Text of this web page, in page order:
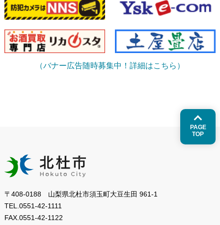
（バナー広告随時募集中！詳細はこちら）
PAGE
TOP
〒408-0188 山梨県北杜市須玉町大豆生田 961-1
TEL. 0551-42-1111
FAX. 0551-42-1122